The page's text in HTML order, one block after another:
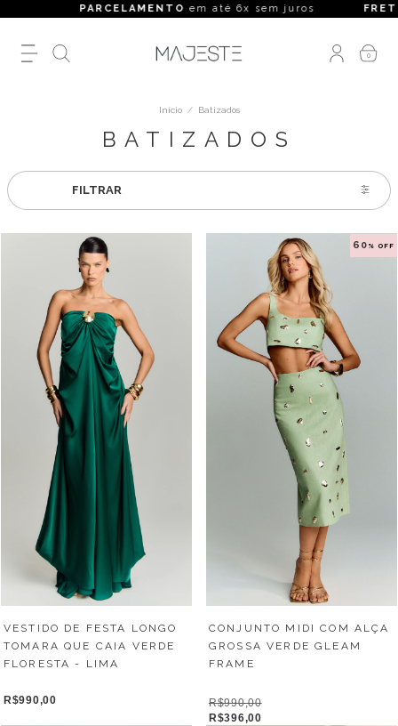
PARCELAMENTOem até 6x sem jurosFRETE
0
Início / Batizados
BATIZADOS
FILTRAR
VESTIDO DE FESTA LONGO
TOMARA QUE CAIA VERDE
FLORESTA - LIMA
R$990,00
60 % OFF
CONJUNTO MIDI COM ALÇA
GROSSA VERDE GLEAM
FRAME
R$990,00
R$396,00